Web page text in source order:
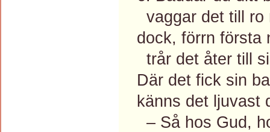
vaggar det till
dock, förrn första
trår det åter till
Där det fick sin
känns det ljuvast
– Så hos Gud,